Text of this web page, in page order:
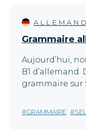
ALLEMAND
Grammaire
Aujourd’hui,
B1
grammaire sur
GRAMMAIRE